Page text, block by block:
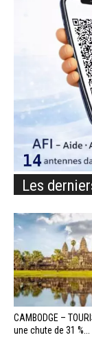
Les
CAMBODGE –
une chute de 31 %...